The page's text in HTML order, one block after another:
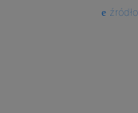
źródło